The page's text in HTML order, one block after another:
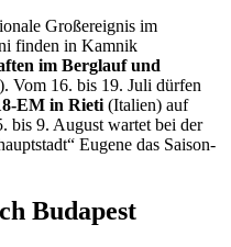
Großereignis im
finden in Kamnik
im Berglauf und
). Vom 16. bis 19. Juli dürfen
EM in Rieti (Italien) auf
bis 9. August wartet bei der
Eugene das Saison-
Budapest